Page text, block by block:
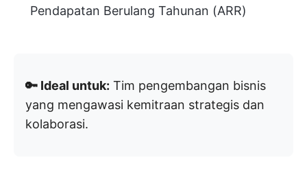
Pendapatan Berulang Tahunan (ARR)
🔑 Ideal untuk: Tim pengembangan bisnis
yang mengawasi kemitraan strategis dan
kolaborasi.